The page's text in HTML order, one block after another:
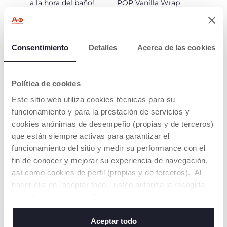
Consentimiento Detalles Acerca de las cookies
Política de cookies
Este sitio web utiliza cookies técnicas para su
funcionamiento y para la prestación de servicios y
cookies anónimas de desempeño (propias y de terceros)
que están siempre activas para garantizar el
funcionamiento del sitio y medir su performance con el
fin de conocer y mejorar su experiencia de navegación,
así como cookies de perfil (propias y de terceros). Al
hacer clic en "aceptar todo", usted autoriza la recogida
de todas las cookies. Si desea obtener más información
o cambiar o revocar el consentimiento de todas o
algunas cookies, haga clic en "mostrar detalles". Al
Aceptar todo
a la hora del baño!
POP Vanilla Wrap
ENVOLTURA DE
VAINILLA
Una suave y deliciosa
fragancia de vainilla
para los amantes de
las galletas de
NIÑOS Y PRÉ-
ADOLESCENTES
Dedicada a los niños
mayores, esta gama
les acompaña en las
principales etapas de
hacerte un stock en